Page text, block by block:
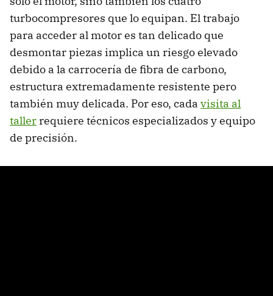
turbocompresores que lo equipan. El trabajo
para acceder al motor es tan delicado que
desmontar piezas implica un riesgo elevado
debido a la carrocería de fibra de carbono,
estructura extremadamente resistente pero
también muy delicada. Por eso, cada visita al
taller requiere técnicos especializados y equipo
de precisión.